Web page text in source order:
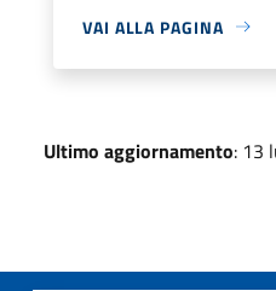
VAI ALLA PAGINA
Ultimo aggiornamento: 13